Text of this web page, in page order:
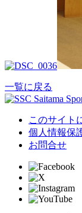
一覧に戻る
このサイト
個人情報保
お問合せ